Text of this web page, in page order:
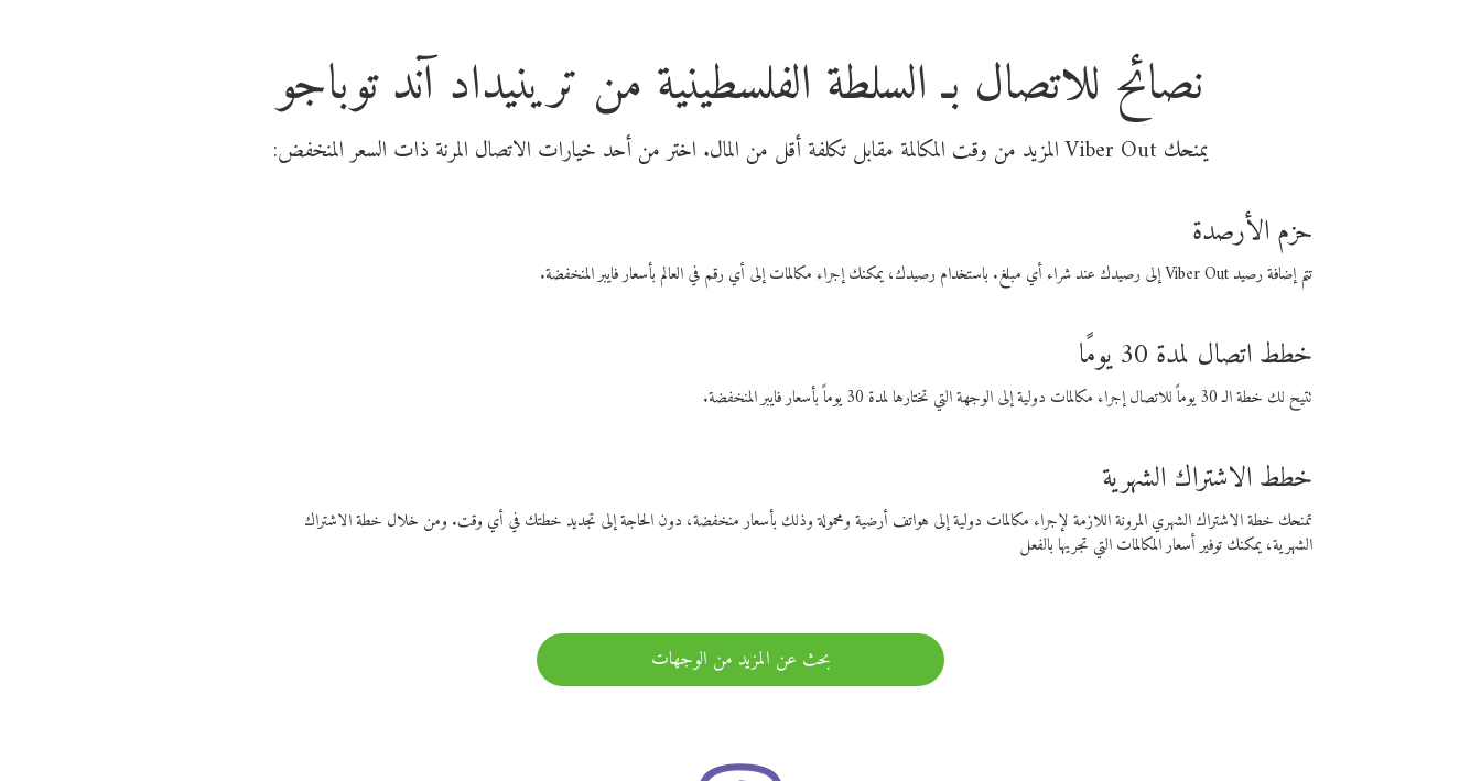
نصائح للاتصال بـ السلطة الفلسطينية من ترينيداد آند توباجو
يمنحك Viber Out المزيد من وقت المكالمة مقابل تكلفة أقل من المال. اختر من أحد خيارات الاتصال المرنة ذات السعر المنخفض:
حزم الأرصدة
تتم إضافة رصيد Viber Out إلى رصيدك عند شراء أي مبلغ. باستخدام رصيدك، يمكنك إجراء مكالمات إلى أي رقم في العالم بأسعار فايبر المنخفضة.
خطط اتصال لمدة 30 يومًا
تتيح لك خطة الـ 30 يوماً للاتصال إجراء مكالمات دولية إلى الوجهة التي تختارها لمدة 30 يوماً بأسعار فايبر المنخفضة.
خطط الاشتراك الشهرية
تمنحك خطة الاشتراك الشهري المرونة اللازمة لإجراء مكالمات دولية إلى هواتف أرضية ومحمولة وذلك بأسعار منخفضة، دون الحاجة إلى تجديد خطتك في أي وقت. ومن خلال خطة الاشتراك
الشهرية، يمكنك توفير أسعار المكالمات التي تجريها بالفعل
بحث عن المزيد من الوجهات